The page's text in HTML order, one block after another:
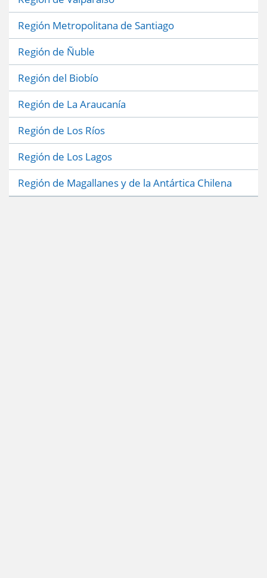
Región Metropolitana de Santiago
Región de Ñuble
Región del Biobío
Región de La Araucanía
Región de Los Ríos
Región de Los Lagos
Región de Magallanes y de la Antártica Chilena